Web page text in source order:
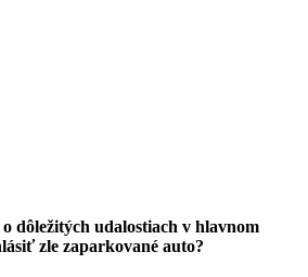
dôležitých udalostiach v hlavnom
zle zaparkované auto?